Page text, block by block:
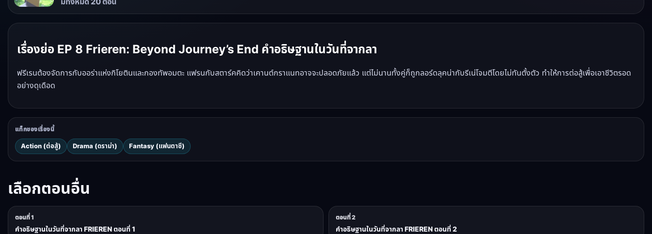
เรื่องย่อ EP 8 Frieren: Beyond Journey’s End คำอธิษฐานในวันที่จากลา
ฟรีเรนต้องจัดการกับออร่าแห่งกิโยตินและกองทัพอมตะ แฟรนกับสตาร์คคิดว่าเคานต์กราแนทอาจจะปลอดภัยแล้ว แต่ไม่นานทั้งคู่ก็ถูกลอร์ดลุคน่ากับรีเน่โจมตีโดยไม่ทันตั้งตัว ทำให้การต่อสู้เพื่อเอาชีวิตรอด
อย่างดุเดือด
แท็กของเรื่องนี้
Action (ต่อสู้) Drama (ดราม่า) Fantasy (แฟนตาซี)
เลือกตอนอื่น
ตอนที่ 1
คำอธิษฐานในวันที่จากลา FRIEREN ตอนที่ 1
ตอนที่ 2
คำอธิษฐานในวันที่จากลา FRIEREN ตอนที่ 2